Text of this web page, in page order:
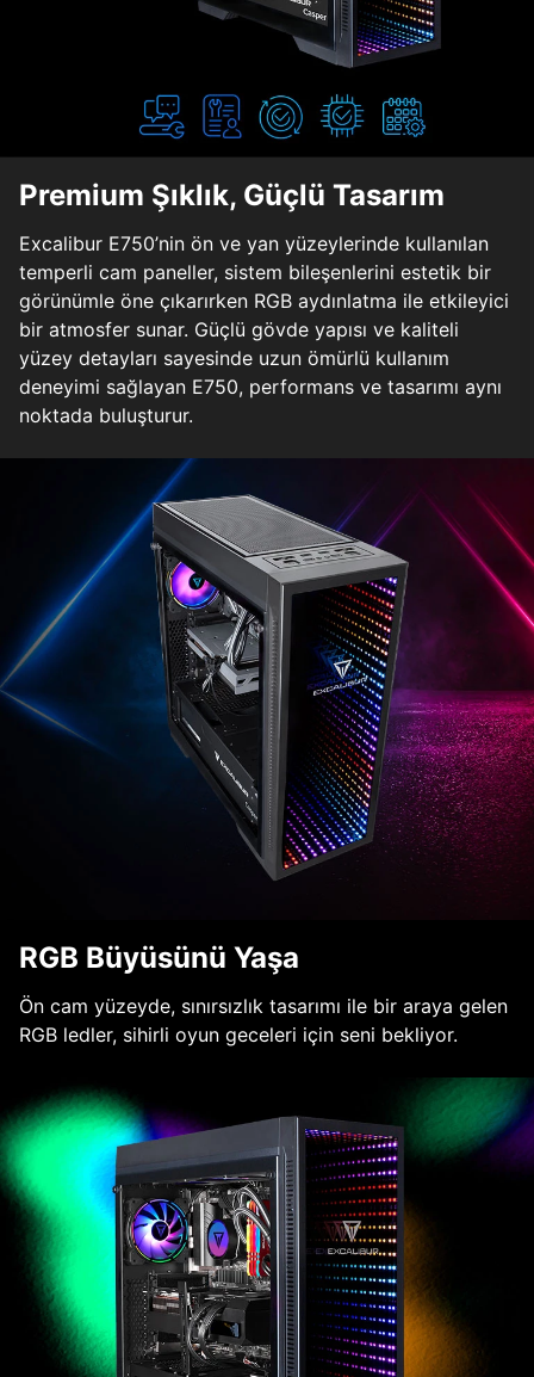
Premium Şıklık, Güçlü Tasarım
Excalibur E750’nin ön ve yan yüzeylerinde kullanılan
temperli cam paneller, sistem bileşenlerini estetik bir
görünümle öne çıkarırken RGB aydınlatma ile etkileyici
bir atmosfer sunar. Güçlü gövde yapısı ve kaliteli
yüzey detayları sayesinde uzun ömürlü kullanım
deneyimi sağlayan E750, performans ve tasarımı aynı
noktada buluşturur.
RGB Büyüsünü Yaşa
Ön cam yüzeyde, sınırsızlık tasarımı ile bir araya gelen
RGB ledler, sihirli oyun geceleri için seni bekliyor.